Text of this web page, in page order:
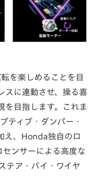
を楽しめることを目
スに連動させ、操る喜
を目指します。これま
ティブ・ダンパー・
え、Honda独自のロ
ンサーによる高度な
テア・バイ・ワイヤ